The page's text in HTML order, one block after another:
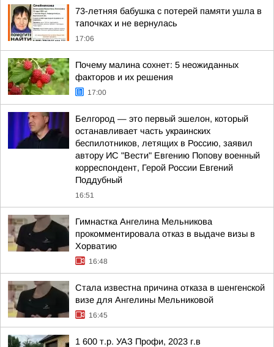
73-летняя бабушка с потерей памяти ушла в
тапочках и не вернулась
17:06
Почему малина сохнет: 5 неожиданных
факторов и их решения
17:00
Белгород — это первый эшелон, который
останавливает часть украинских
беспилотников, летящих в Россию, заявил
автору ИС "Вести" Евгению Попову военный
корреспондент, Герой России Евгений
Поддубный
16:51
Гимнастка Ангелина Мельникова
прокомментировала отказ в выдаче визы в
Хорватию
16:48
Стала известна причина отказа в шенгенской
визе для Ангелины Мельниковой
16:45
1 600 т.р. УАЗ Профи, 2023 г.в